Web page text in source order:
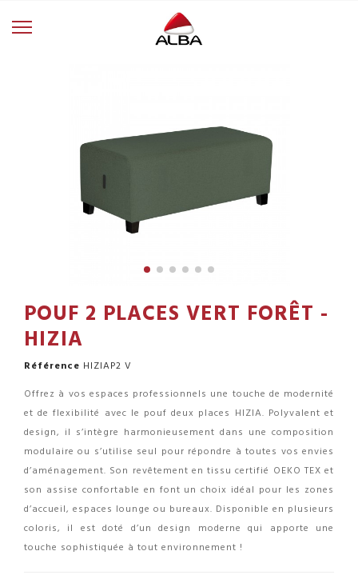
POUF 2 PLACES VERT FORÊT -
HIZIA
Référence HIZIAP2 V
Offrez à vos espaces professionnels une touche de modernité
et de flexibilité avec le pouf deux places HIZIA. Polyvalent et
design, il s’intègre harmonieusement dans une composition
modulaire ou s’utilise seul pour répondre à toutes vos envies
d’aménagement. Son revêtement en tissu certifié OEKO TEX et
son assise confortable en font un choix idéal pour les zones
d’accueil, espaces lounge ou bureaux. Disponible en plusieurs
coloris, il est doté d’un design moderne qui apporte une
touche sophistiquée à tout environnement !